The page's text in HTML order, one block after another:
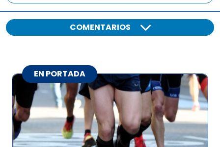
u
d
COMENTARIOS
EN PORTADA